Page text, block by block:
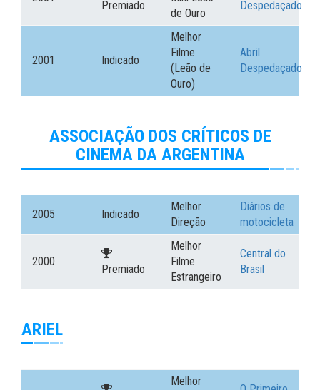
Premiado
de Ouro
Despedaçado
2001 Indicado
Melhor
Filme
(Leão de
Ouro)
Abril
Despedaçado
ASSOCIAÇÃO DOS CRÍTICOS DE
CINEMA DA ARGENTINA
2005 Indicado
Melhor
Direção
Diários de
motocicleta
2000
Premiado
Melhor
Filme
Estrangeiro
Central do
Brasil
ARIEL
Melhor